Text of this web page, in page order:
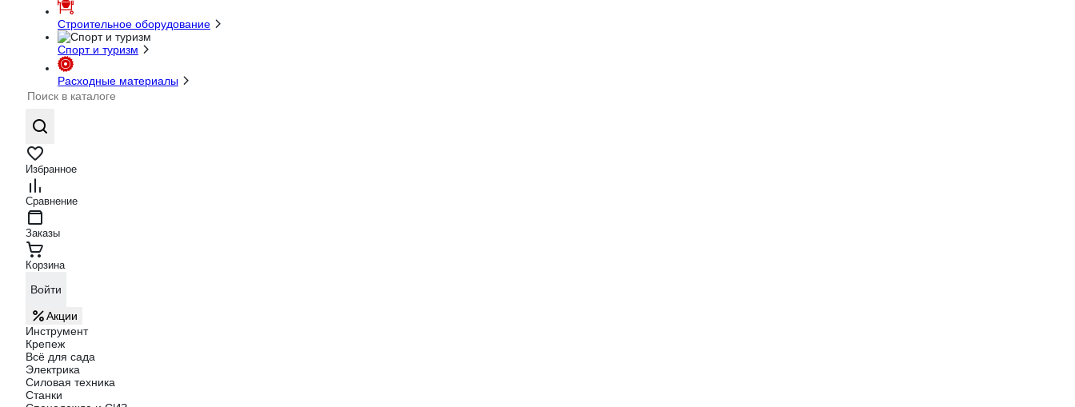
Строительное оборудование
Спорт и туризм
Расходные материалы
Избранное
Сравнение
Заказы
Корзина
Войти
Акции
Инструмент
Крепеж
Всё для сада
Электрика
Силовая техника
Станки